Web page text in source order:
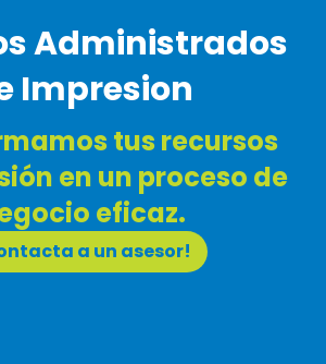
Administrados
Impresion
tus recursos
en un proceso de
eficaz.
a un asesor!